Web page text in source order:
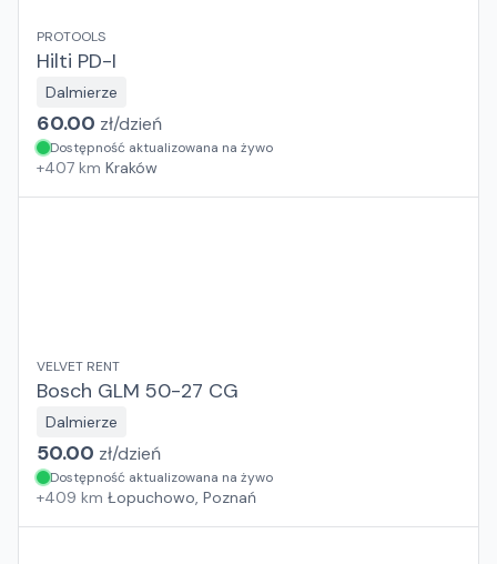
PROTOOLS
Hilti PD-I
Dalmierze
60.00 zł/dzień
Dostępność aktualizowana na żywo
+407 km Kraków
VELVET RENT
Bosch GLM 50-27 CG
Dalmierze
50.00 zł/dzień
Dostępność aktualizowana na żywo
+409 km Łopuchowo, Poznań